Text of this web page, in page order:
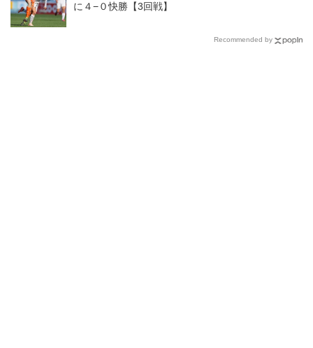
に４−０快勝【3回戦】
Recommended by